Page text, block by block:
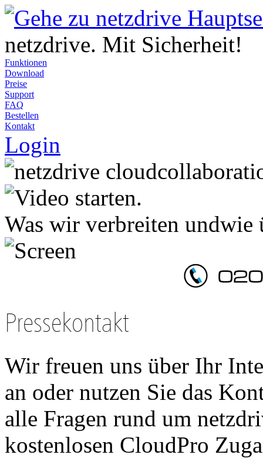
netzdrive. Mit Sicherheit!
Funktionen
Download
Preise
Support
FAQ
Bestellen
Kontakt
Login
Was wir verbreiten undwie
Pressekontakt
Wir freuen uns über Ihr
an oder nutzen Sie das
alle Fragen rund um
kostenlosen CloudPro